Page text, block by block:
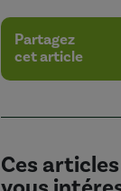
Partagez
cet article
Ces